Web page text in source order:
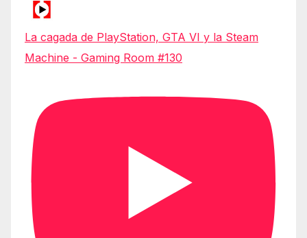
La cagada de PlayStation, GTA VI y la Steam
Machine - Gaming Room #130